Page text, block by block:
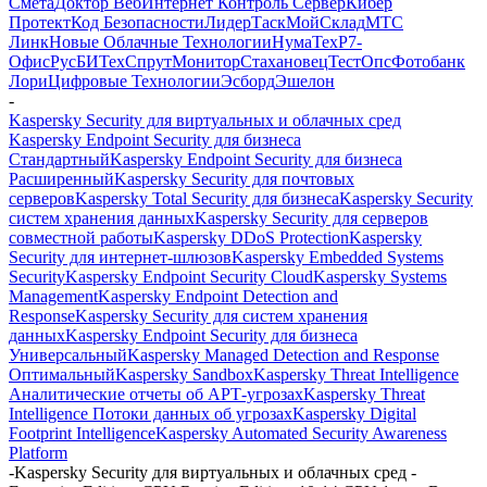
ПротектКод БезопасностиЛидерТаскМойСкладМТС
ЛинкНовые Облачные ТехнологииНумаТехР7-
ОфисРусБИТехСпрутМониторСтахановецТестОпсФотобанк
ЛориЦифровые ТехнологииЭсбордЭшелон
-
Kaspersky Security для виртуальных и облачных сред
Kaspersky Endpoint Security для бизнеса
СтандартныйKaspersky Endpoint Security для бизнеса
РасширенныйKaspersky Security для почтовых
серверовKaspersky Total Security для бизнесаKaspersky Security
систем хранения данныхKaspersky Security для серверов
совместной работыKaspersky DDoS ProtectionKaspersky
Security для интернет-шлюзовKaspersky Embedded Systems
SecurityKaspersky Endpoint Security CloudKaspersky Systems
ManagementKaspersky Endpoint Detection and
ResponseKaspersky Security для систем хранения
данныхKaspersky Endpoint Security для бизнеса
УниверсальныйKaspersky Managed Detection and Response
ОптимальныйKaspersky SandboxKaspersky Threat Intelligence
Аналитические отчеты об АРТ-угрозахKaspersky Threat
Intelligence Потоки данных об угрозахKaspersky Digital
Footprint IntelligenceKaspersky Automated Security Awareness
Platform
-Kaspersky Security для виртуальных и облачных сред -